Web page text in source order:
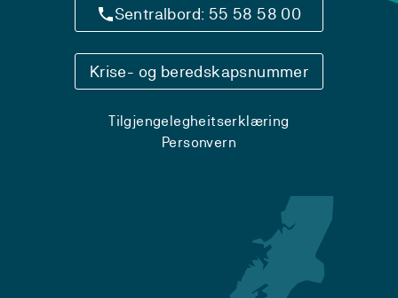
Sentralbord: 55 58 58 00
Krise- og beredskapsnummer
Tilgjengelegheitserklæring
Personvern